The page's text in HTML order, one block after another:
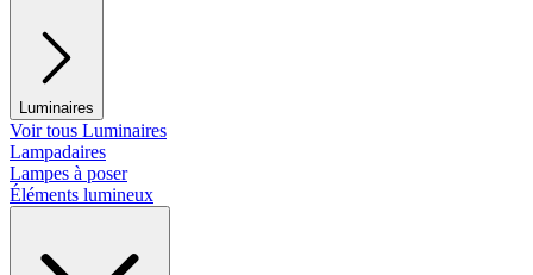
Luminaires
Voir tous Luminaires
Lampadaires
Lampes à poser
Éléments lumineux